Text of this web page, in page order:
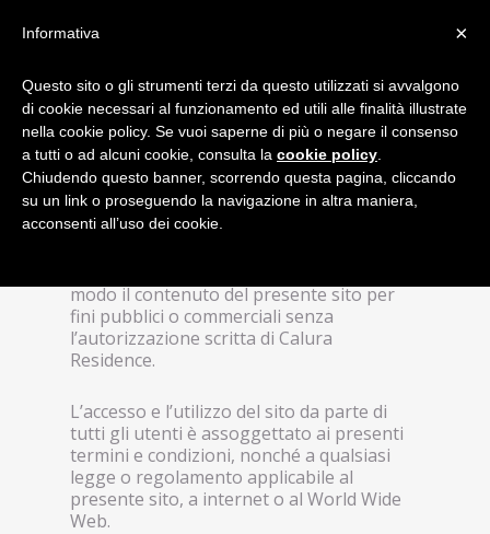
Tutti i materiali, contenuto e immagini,
pubblicati in questo sito devono intendersi
protetti da diritto d’autore. Non è
permesso distribuire, modificare,
modo il contenuto del presente sito per
fini pubblici o commerciali senza
l’autorizzazione scritta di Calura
Residence.
L’accesso e l’utilizzo del sito da parte di
tutti gli utenti è assoggettato ai presenti
termini e condizioni, nonché a qualsiasi
legge o regolamento applicabile al
presente sito, a internet o al World Wide
Web.
×
Informativa
Questo sito o gli strumenti terzi da questo utilizzati si avvalgono
di cookie necessari al funzionamento ed utili alle finalità illustrate
nella cookie policy. Se vuoi saperne di più o negare il consenso
a tutti o ad alcuni cookie, consulta la cookie policy
Chiudendo questo banner, scorrendo questa pagina, cliccando
su un link o proseguendo la navigazione in altra maniera,
acconsenti all’uso dei cookie.